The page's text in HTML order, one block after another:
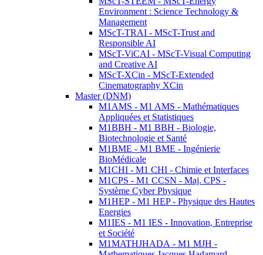
Environment : Science Technology &
Management
MScT-TRAI - MScT-Trust and
Responsible AI
MScT-ViCAI - MScT-Visual Computing
and Creative AI
MScT-XCin - MScT-Extended
Cinematography XCin
Master (DNM)
M1AMS - M1 AMS - Mathématiques
Appliquées et Statistiques
M1BBH - M1 BBH - Biologie,
Biotechnologie et Santé
M1BME - M1 BME - Ingénierie
BioMédicale
M1CHI - M1 CHI - Chimie et Interfaces
M1CPS - M1 CCSN - Maj. CPS -
Système Cyber Physique
M1HEP - M1 HEP - Physique des Hautes
Energies
M1IES - M1 IES - Innovation, Entreprise
et Société
M1MATHJHADA - M1 MJH -